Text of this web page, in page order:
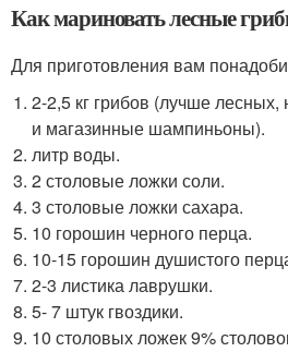
Как мариновать лесные
Для приготовления вам
2-2,5 кг грибов (лучше
и магазинные шампиньоны).
литр воды.
2 столовые ложки соли.
3 столовые ложки сахара.
10 горошин черного перца.
10-15 горошин душистого
2-3 листика лаврушки.
5- 7 штук гвоздики.
10 столовых ложек 9%